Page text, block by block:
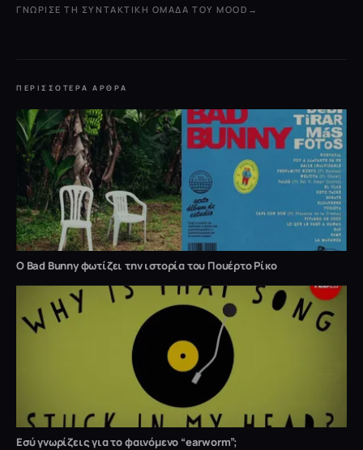
ΓΝΏΡΙΣΕ ΤΗ ΣΥΝΤΑΚΤΙΚΉ ΟΜΆΔΑ ΤΟΥ MOOD →
ΠΕΡΙΣΣΌΤΕΡΑ ΆΡΘΡΑ
O Bad Bunny φωτίζει την ιστορία του Πουέρτο Ρίκο
Εσύ γνωρίζεις για το φαινόμενο “earworm”;